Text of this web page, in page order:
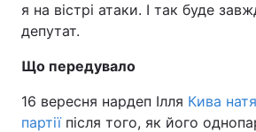
я на вістрі атаки. І так буде
депутат.
Що передувало
16 вересня нардеп Ілля Кива
партіїпісля того, як його